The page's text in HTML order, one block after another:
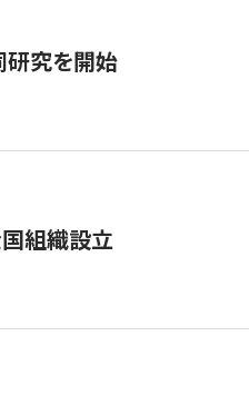
研究を開始
組織設立